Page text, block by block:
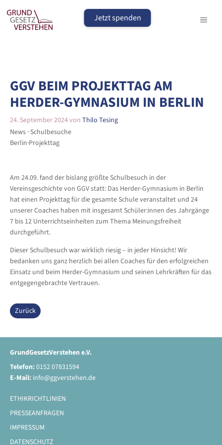
Jetzt spenden
Inhalt
springen
GGV BEIM PROJEKTTAG AM
HERDER-GYMNASIUM IN BERLIN
24. September 2024von Thilo Tesing
News · Schulbesuche
Berlin·Projekttag
Am 24.09. fand der bislang größte Schulbesuch in der
Vereinsgeschichte von GGV statt: Das Herder-Gymnasium in Berlin
hat einen Projekttag für die gesamte Schule veranstaltet und 24
unserer Coaches haben mit insgesamt Schüler:innen des Jahrgänge
7 bis 12 Unterrichtseinheiten zum Thema Meinungsfreiheit
durchgeführt.
Dieser Schulbesuch war wirklich riesig – in jeder Hinsicht! Wir
bedanken uns ganz herzlich bei allen Coaches für den erfolgreichen
Einsatz und beim Herder-Gymnasium und seinen Lehrkräften für das
entgegengebrachte Vertrauen.
Zurück
GrundGesetzVerstehen e.V.
Telefon:0152 07831594
E-Mail: info@ggverstehen.de
ETHIKRICHTLINIEN
PRESSEANFRAGEN
IMPRESSUM
DATENSCHUTZ